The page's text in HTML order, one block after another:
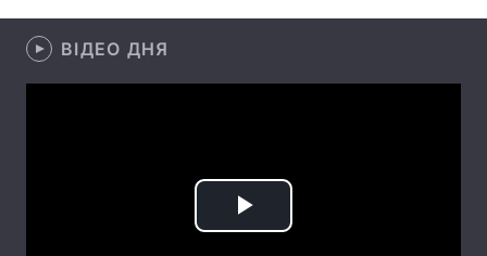
Цікавинки Погода
Екологія
Статті
Думки
ВІДЕО ДНЯ
Play